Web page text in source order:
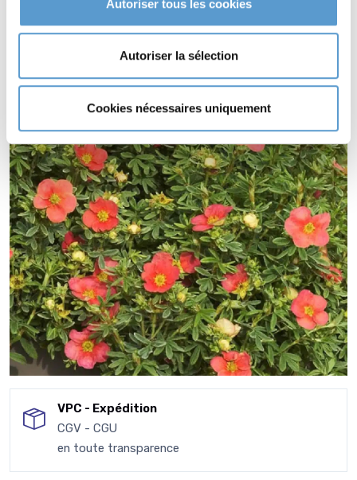
Autoriser tous les cookies
Autoriser la sélection
Cookies nécessaires uniquement
feuillage persistant.
POTENTILLA fruticosa RED'ISSIMA® s'utilise en couvre-sol.
VPC - Expédition
CGV - CGU
en toute transparence